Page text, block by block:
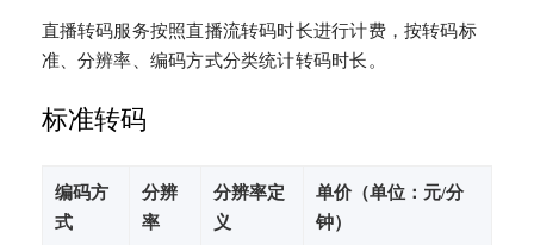
直播转码服务按照直播流转码时长进行计费，按转码标
准、分辨率、编码方式分类统计转码时长。
标准转码
编码方
式
分辨
率
分辨率定
义
单价（单位：元/分
钟）